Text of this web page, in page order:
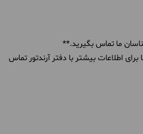
ما تماس بگیرید.**
اطلاعات بیشتر با دفتر آرندتور تماس